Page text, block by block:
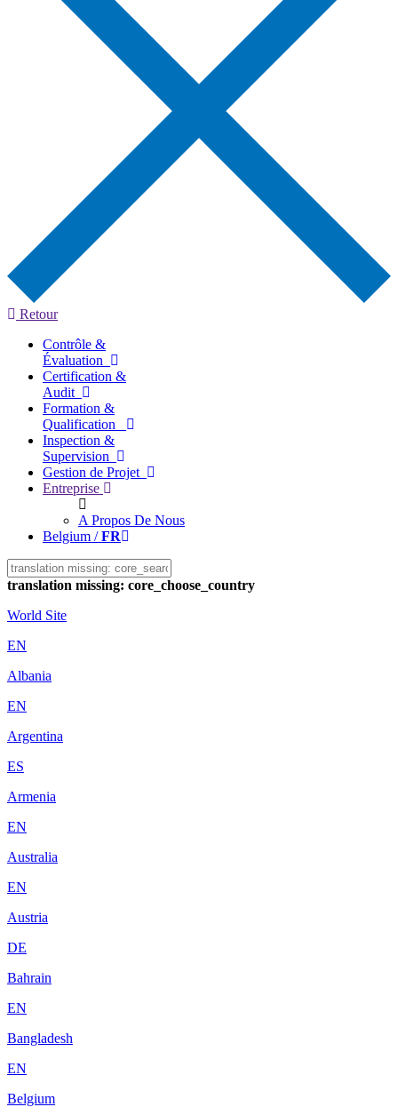
Retour
Contrôle &
Évaluation
Certification &
Audit
Formation &
Qualification
Inspection &
Supervision
Gestion de Projet
Entreprise
A Propos De Nous
Belgium /FR
translation missing: core_choose_country
World Site
EN
Albania
EN
Argentina
ES
Armenia
EN
Australia
EN
Austria
DE
Bahrain
EN
Bangladesh
EN
Belgium